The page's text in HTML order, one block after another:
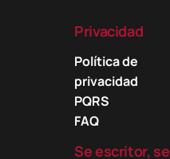
Privacidad
Política de
privacidad
PQRS
FAQ
Se escritor, se